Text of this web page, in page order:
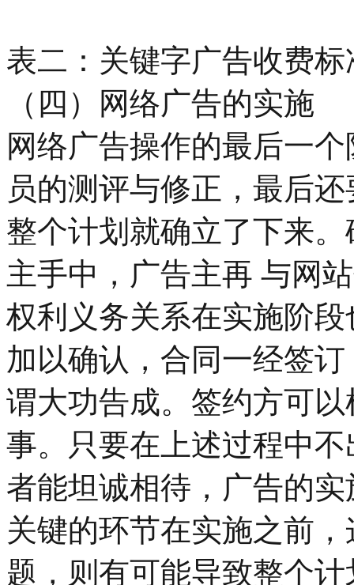
表二：关键字广告收费标
（四）网络广告的实施
网络广告操作的最后一
员的测评与修正，最后
整个计划就确立了下来
主手中，广告主再 与网
权利义务关系在实施阶
加以确认，合同一经签
谓大功告成。签约方可
事。只要在上述过程中
者能坦诚相待，广告的
关键的环节在实施之前
题，则有可能导致整个